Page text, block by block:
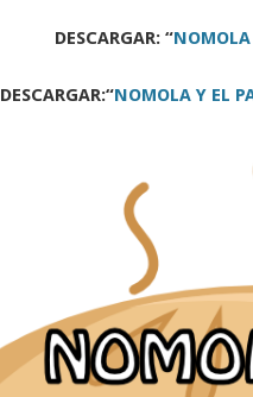
DESCARGAR: “NOMOLA
DESCARGAR:“NOMOLA Y EL